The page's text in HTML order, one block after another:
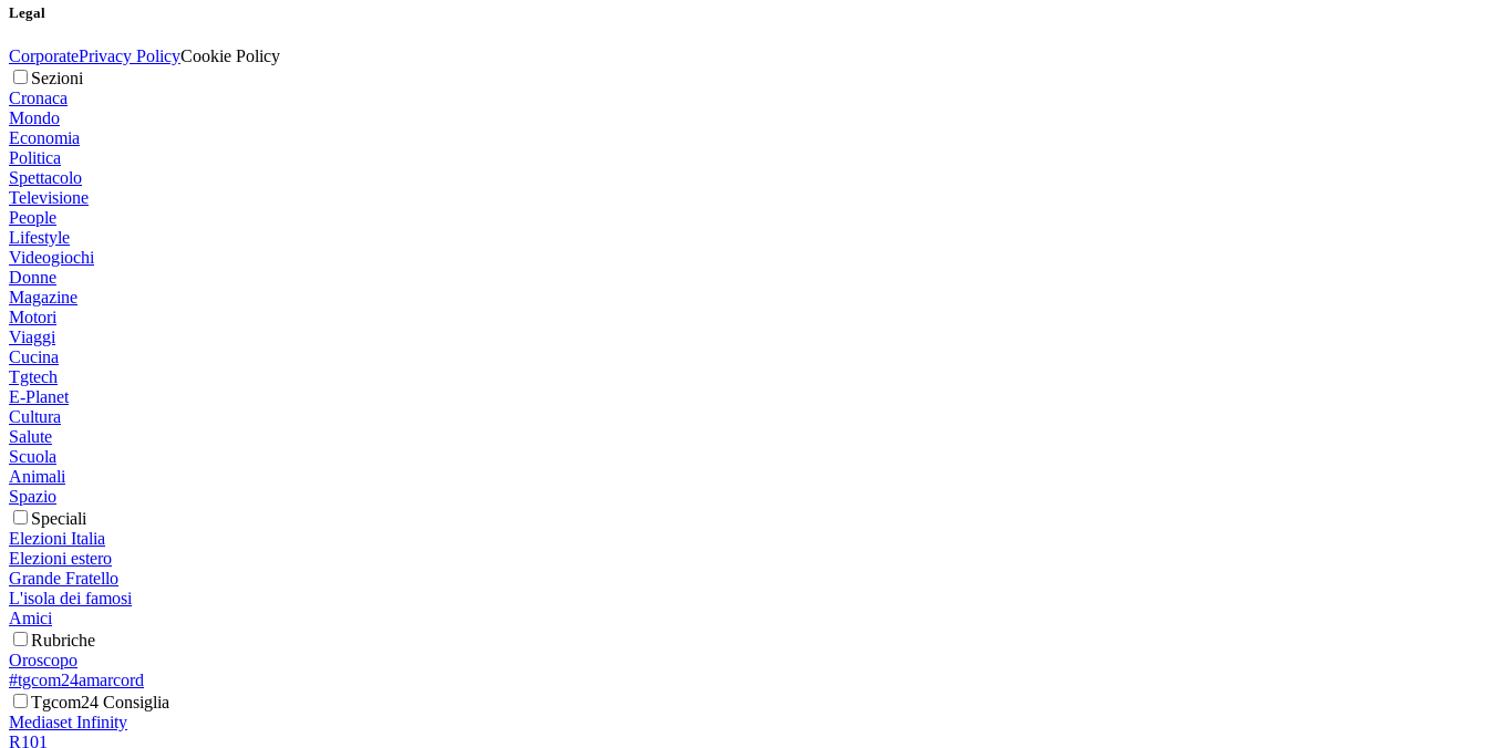
Legal
CorporatePrivacy PolicyCookie Policy
Sezioni
Cronaca
Mondo
Economia
Politica
Spettacolo
Televisione
People
Lifestyle
Videogiochi
Donne
Magazine
Motori
Viaggi
Cucina
Tgtech
E-Planet
Cultura
Salute
Scuola
Animali
Spazio
Speciali
Elezioni Italia
Elezioni estero
Grande Fratello
L'isola dei famosi
Amici
Rubriche
Oroscopo
#tgcom24amarcord
Tgcom24 Consiglia
Mediaset Infinity
R101